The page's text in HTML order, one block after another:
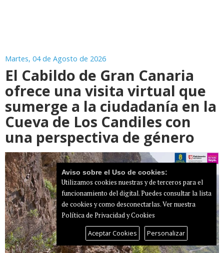
Martes, 04 de Agosto de 2026
El Cabildo de Gran Canaria
ofrece una visita virtual que
sumerge a la ciudadanía en la
Cueva de Los Candiles con
una perspectiva de género
Aviso sobre el Uso de cookies:
Utilizamos cookies nuestras y de terceros para el
funcionamiento del digital. Puedes consultar la lista
de cookies y como desconectarlas.Ver nuestra
Política de Privacidad y Cookies
Aceptar Cookies Personalizar